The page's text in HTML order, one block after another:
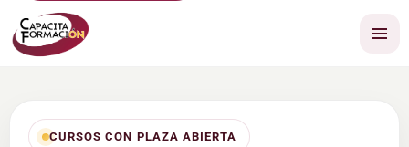
CURSOS CON PLAZA ABIERTA